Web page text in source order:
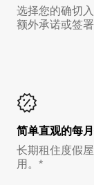
选择您的确切
额外承诺或签
简单直观的每
长期租住度假
用。*